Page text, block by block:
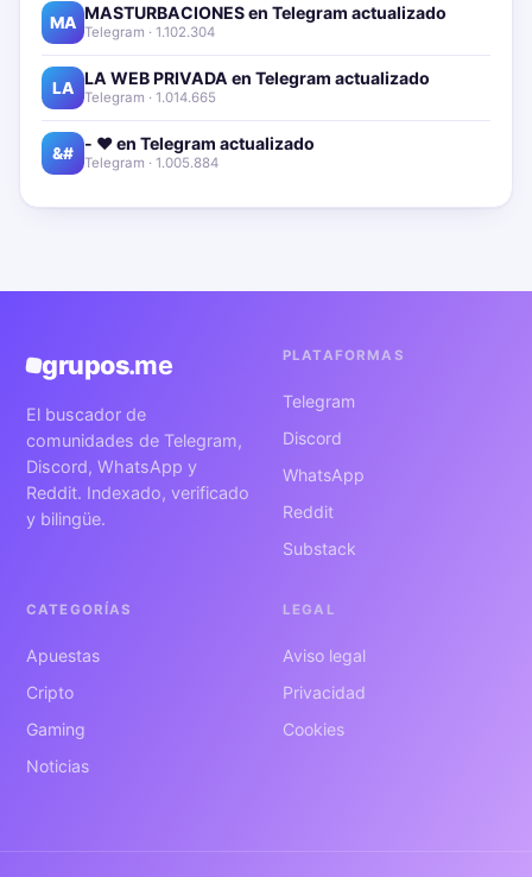
MA MASTURBACIONES en Telegram actualizado📱🔥
Telegram · 1.102.304
LA LA WEB PRIVADA en Telegram actualizado📱🔥
Telegram · 1.014.665
&# - ❤️ en Telegram actualizado📱🔥
Telegram · 1.005.884
grupos.me
El buscador de
comunidades de Telegram,
Discord, WhatsApp y
Reddit. Indexado, verificado
y bilingüe.
PLATAFORMAS
Telegram
Discord
WhatsApp
Reddit
Substack
CATEGORÍAS
Apuestas
Cripto
Gaming
Noticias
LEGAL
Aviso legal
Privacidad
Cookies